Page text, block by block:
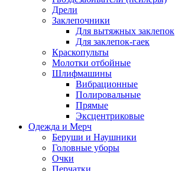
Дрели
Заклепочники
Для вытяжных заклепок
Для заклепок-гаек
Краскопульты
Молотки отбойные
Шлифмашины
Вибрационные
Полировальные
Прямые
Эксцентриковые
Одежда и Мерч
Беруши и Наушники
Головные уборы
Очки
Перчатки